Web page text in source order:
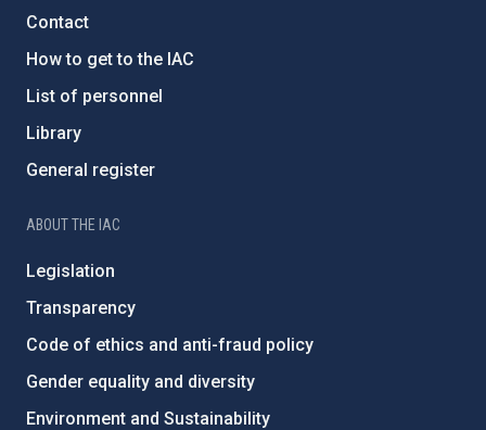
Contact
How to get to the IAC
List of personnel
Library
General register
ABOUT THE IAC
Legislation
Transparency
Code of ethics and anti-fraud policy
Gender equality and diversity
Environment and Sustainability